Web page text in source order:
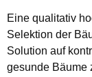
Eine qualitativ
Selektion der
Solution auf
gesunde Bäume